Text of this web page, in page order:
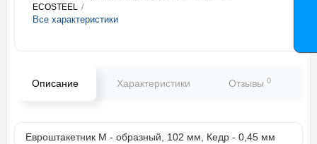
ECOSTEEL
Все характеристики
Описание Характеристики Отзывы 0
Евроштакетник М - образный, 102 мм, Кедр - 0,45 мм